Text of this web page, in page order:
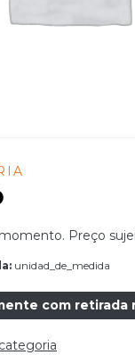
Preço
unidad_de_medida
com retirada